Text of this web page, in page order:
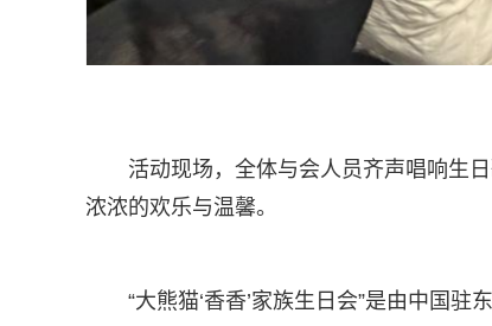
活动现场，全体与会人员齐声唱响生
浓浓的欢乐与温馨。
“大熊猫‘香香’家族生日会”是由中国